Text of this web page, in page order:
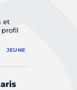
et
JEUNE